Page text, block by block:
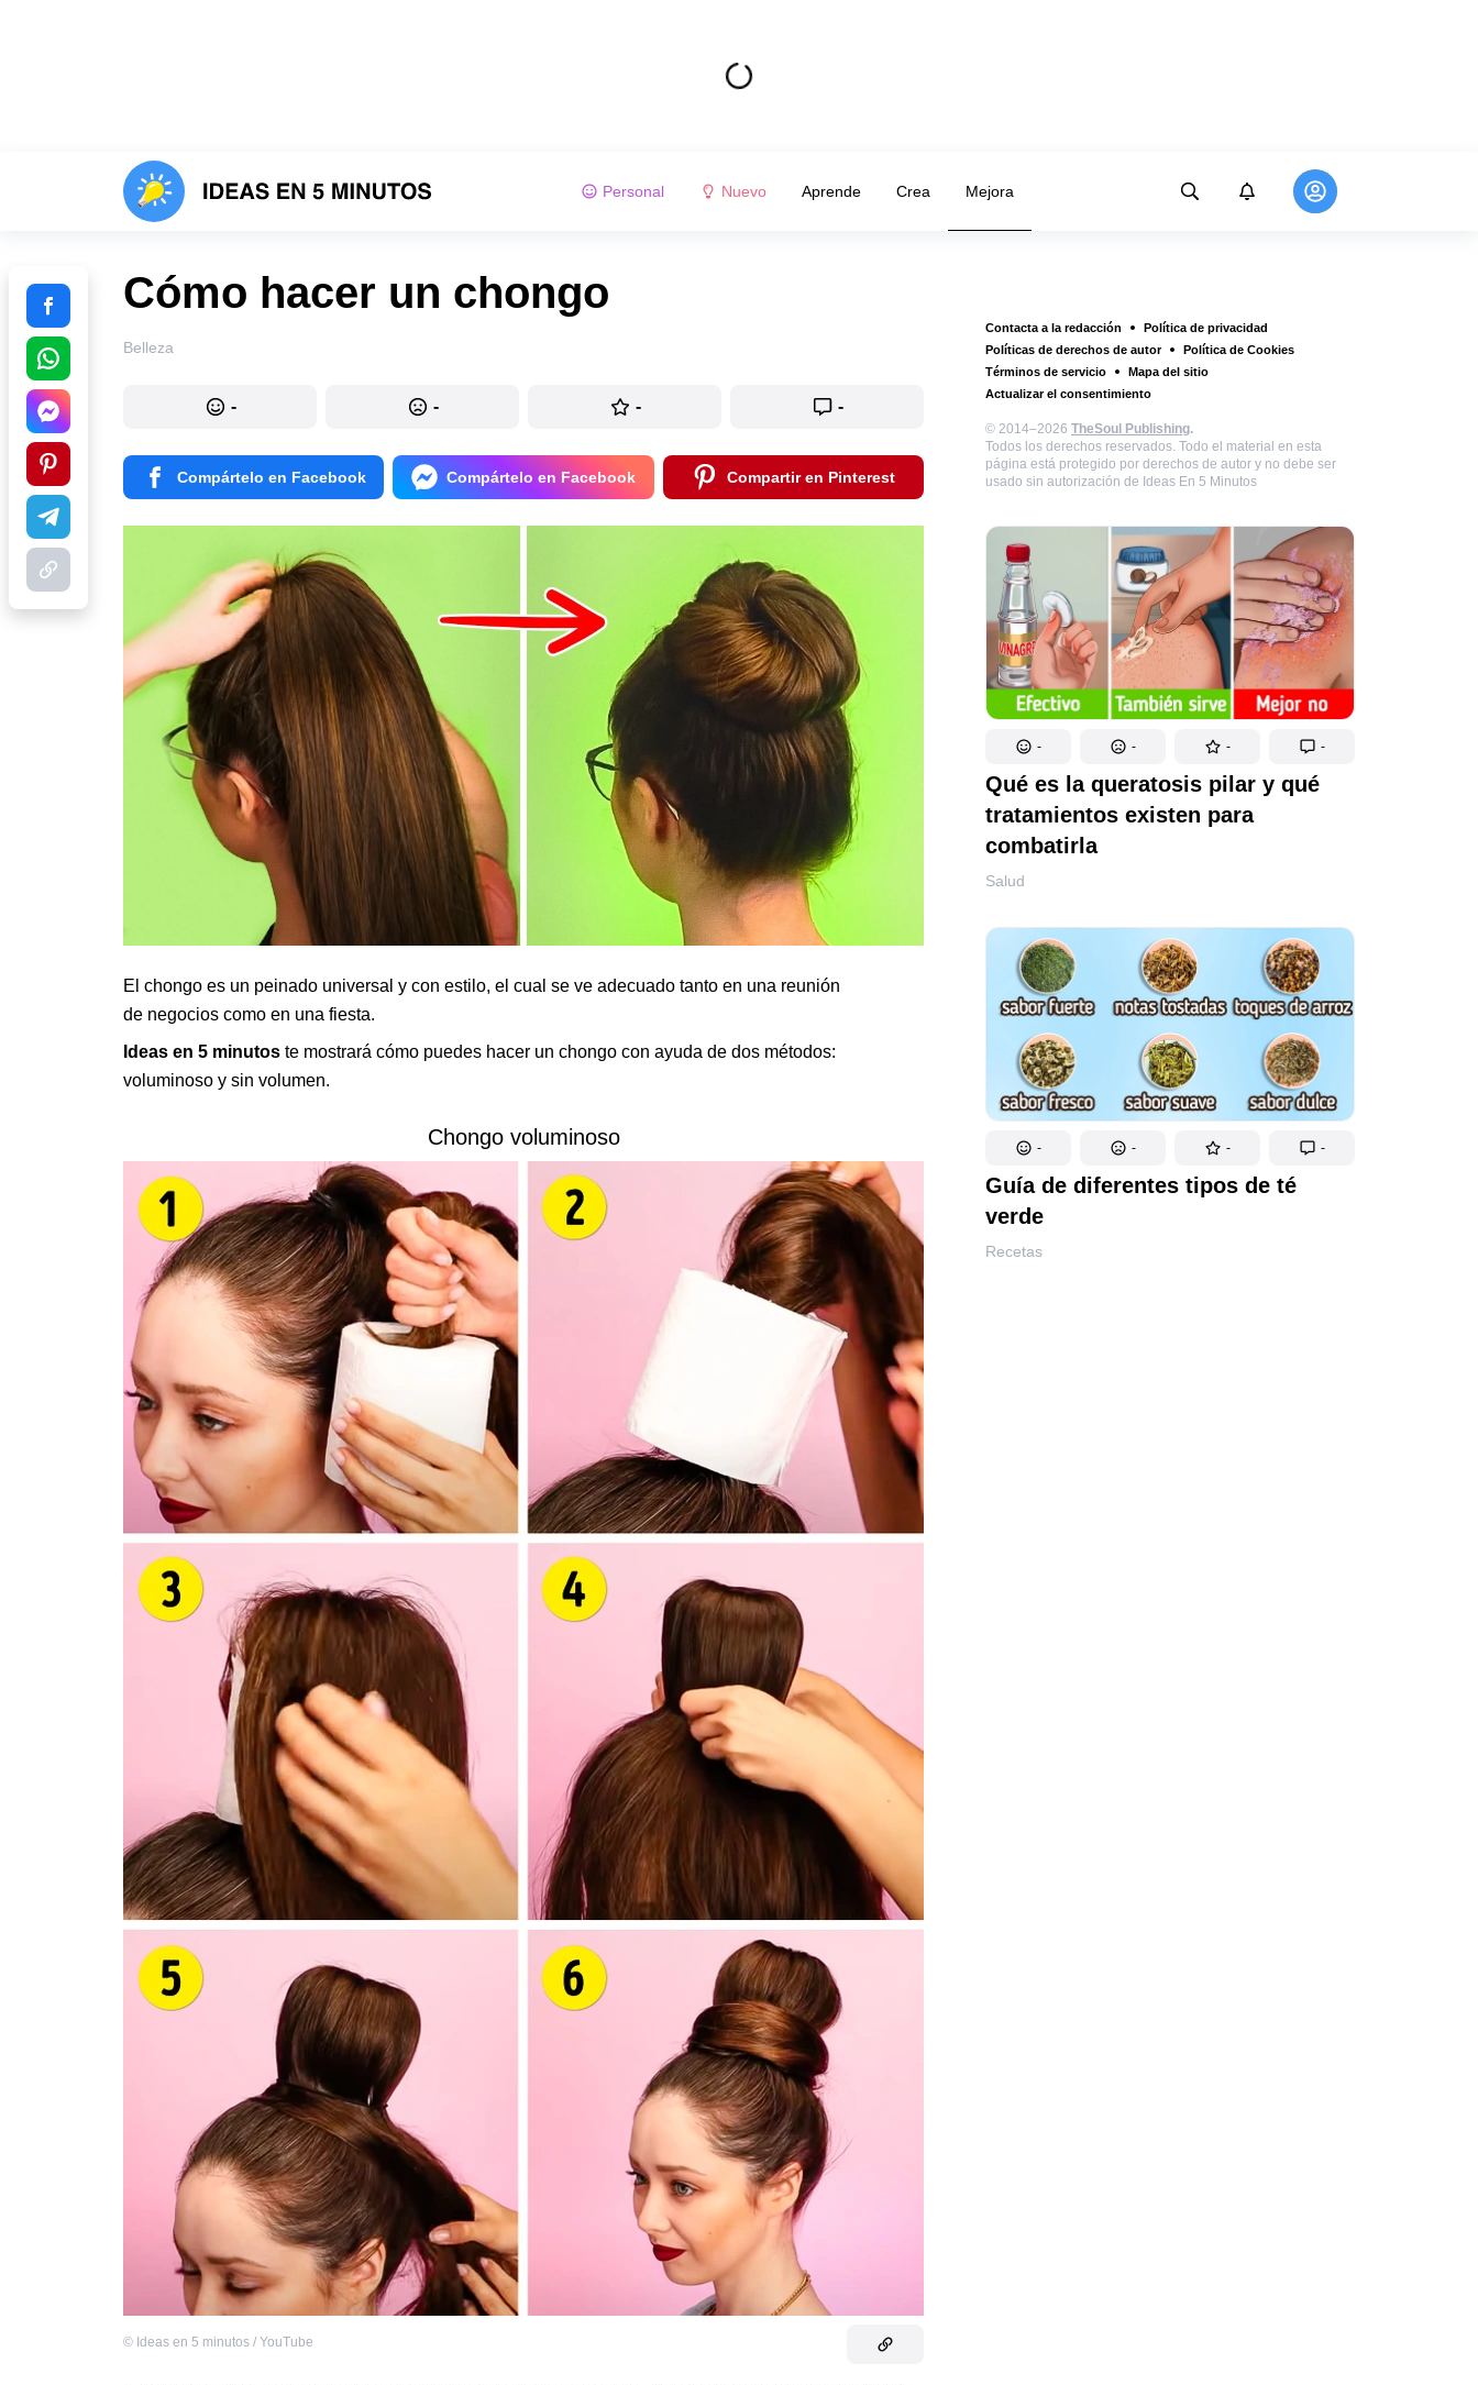
Personal Nuevo Aprende Crea Mejora
Contacta a la redacción
Política de privacidad
Políticas de derechos de autor
Política de Cookies
Términos de servicio
Mapa del sitio
Actualizar el consentimiento
© 2014–2026 TheSoul Publishing.
Todos los derechos reservados. Todo el material en esta
página está protegido por derechos de autor y no debe ser
usado sin autorización de Ideas En 5 Minutos
- - - -
Qué es la queratosis pilar y qué
tratamientos existen para
combatirla
Salud
- - - -
Guía de diferentes tipos de té
verde
Recetas
Cómo hacer un chongo
Belleza
- - - -
Compártelo en Facebook Compártelo en Facebook Compartir en Pinterest
El chongo es un peinado universal y con estilo, el cual se ve adecuado tanto en una reunión
de negocios como en una fiesta.
Ideas en 5 minutos te mostrará cómo puedes hacer un chongo con ayuda de dos métodos:
voluminoso y sin volumen.
Chongo voluminoso
© Ideas en 5 minutos / YouTube